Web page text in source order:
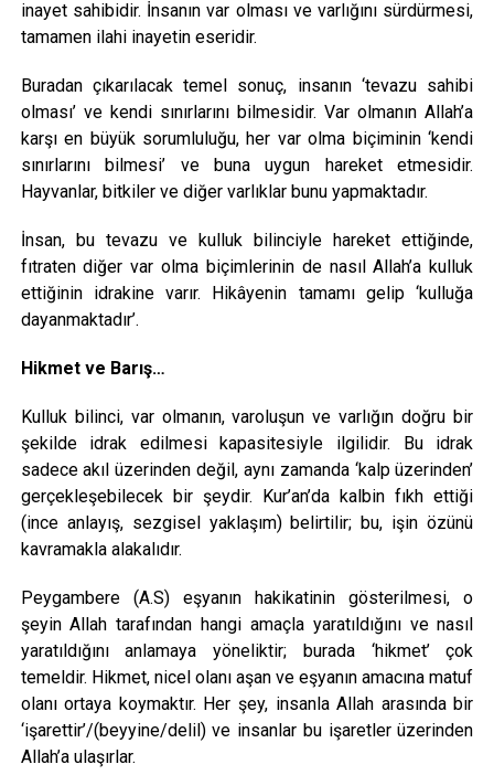
inayet sahibidir. İnsanın var olması ve varlığını sürdürmesi,
tamamen ilahi inayetin eseridir.
Buradan çıkarılacak temel sonuç, insanın ‘tevazu sahibi
olması’ ve kendi sınırlarını bilmesidir. Var olmanın Allah’a
karşı en büyük sorumluluğu, her var olma biçiminin ‘kendi
sınırlarını bilmesi’ ve buna uygun hareket etmesidir.
Hayvanlar, bitkiler ve diğer varlıklar bunu yapmaktadır.
İnsan, bu tevazu ve kulluk bilinciyle hareket ettiğinde,
fıtraten diğer var olma biçimlerinin de nasıl Allah’a kulluk
ettiğinin idrakine varır. Hikâyenin tamamı gelip ‘kulluğa
dayanmaktadır’.
Hikmet ve Barış…
Kulluk bilinci, var olmanın, varoluşun ve varlığın doğru bir
şekilde idrak edilmesi kapasitesiyle ilgilidir. Bu idrak
sadece akıl üzerinden değil, aynı zamanda ‘kalp üzerinden’
gerçekleşebilecek bir şeydir. Kur’an’da kalbin fıkh ettiği
(ince anlayış, sezgisel yaklaşım) belirtilir; bu, işin özünü
kavramakla alakalıdır.
Peygambere (A.S) eşyanın hakikatinin gösterilmesi, o
şeyin Allah tarafından hangi amaçla yaratıldığını ve nasıl
yaratıldığını anlamaya yöneliktir; burada ‘hikmet’ çok
temeldir. Hikmet, nicel olanı aşan ve eşyanın amacına matuf
olanı ortaya koymaktır. Her şey, insanla Allah arasında bir
‘işarettir’/(beyyine/delil) ve insanlar bu işaretler üzerinden
Allah’a ulaşırlar.